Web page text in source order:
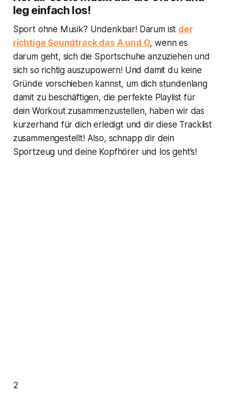
leg einfach los!
Sport ohne Musik? Undenkbar! Darum ist der
richtige Soundtrack das A und O, wenn es
darum geht, sich die Sportschuhe anzuziehen und
sich so richtig auszupowern! Und damit du keine
Gründe vorschieben kannst, um dich stundenlang
damit zu beschäftigen, die perfekte Playlist für
dein Workout zusammenzustellen, haben wir das
kurzerhand für dich erledigt und dir diese Tracklist
zusammengestellt! Also, schnapp dir dein
Sportzeug und deine Kopfhörer und los geht’s!
2